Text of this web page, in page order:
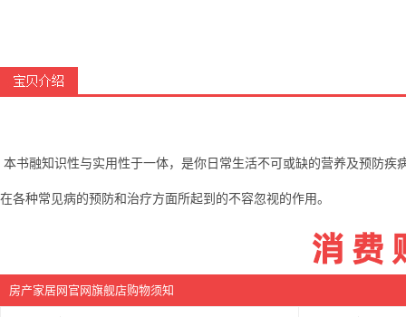
本书融知识性与实用性于一体，是你日常生活不可或缺的营养及预防
在各种常见病的预防和治疗方面所起到的不容忽视的作用。
房产家居网官网旗舰店购物须知